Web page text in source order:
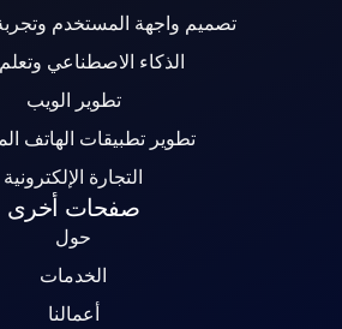
تصميم واجهة المستخدم
الذكاء الاصطناعي وتعلم
تطوير الويب
تطوير تطبيقات الهاتف
التجارة الإلكترونية
صفحات أخرى
حول
الخدمات
أعمالنا